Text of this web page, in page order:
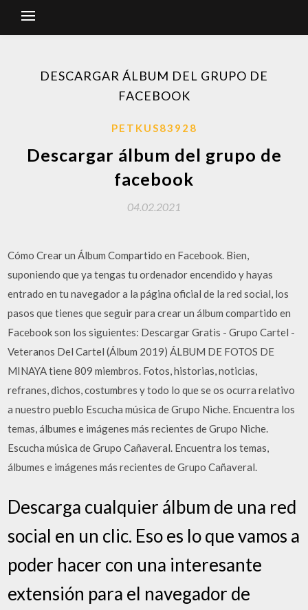
DESCARGAR ÁLBUM DEL GRUPO DE
FACEBOOK
PETKUS83928
Descargar álbum del grupo de
facebook
04.02.2021
Cómo Crear un Álbum Compartido en Facebook. Bien,
suponiendo que ya tengas tu ordenador encendido y hayas
entrado en tu navegador a la página oficial de la red social, los
pasos que tienes que seguir para crear un álbum compartido en
Facebook son los siguientes: Descargar Gratis - Grupo Cartel -
Veteranos Del Cartel (Álbum 2019) ÁLBUM DE FOTOS DE
MINAYA tiene 809 miembros. Fotos, historias, noticias,
refranes, dichos, costumbres y todo lo que se os ocurra relativo
a nuestro pueblo Escucha música de Grupo Niche. Encuentra los
temas, álbumes e imágenes más recientes de Grupo Niche.
Escucha música de Grupo Cañaveral. Encuentra los temas,
álbumes e imágenes más recientes de Grupo Cañaveral.
Descarga cualquier álbum de una red
social en un clic. Eso es lo que vamos a
poder hacer con una interesante
extensión para el navegador de